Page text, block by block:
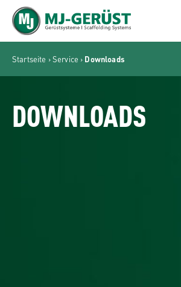
MJ-GERÜST
Startseite ›Service › Downloads
DOWNLOADS